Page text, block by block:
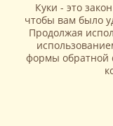
Куки - это
чтобы вам было
Продолжая
формы обратной